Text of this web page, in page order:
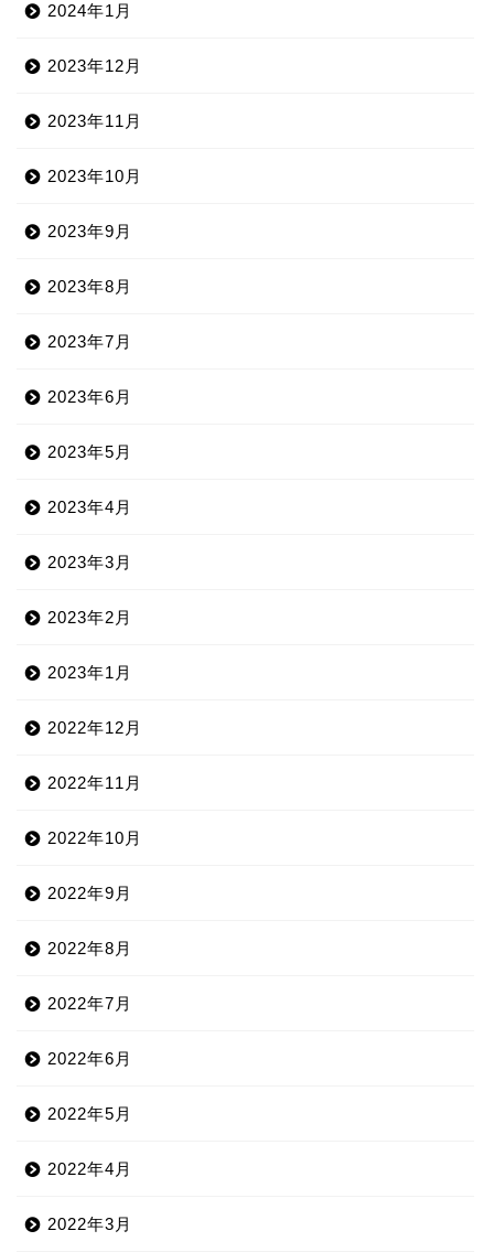
2024年1月
2023年12月
2023年11月
2023年10月
2023年9月
2023年8月
2023年7月
2023年6月
2023年5月
2023年4月
2023年3月
2023年2月
2023年1月
2022年12月
2022年11月
2022年10月
2022年9月
2022年8月
2022年7月
2022年6月
2022年5月
2022年4月
2022年3月